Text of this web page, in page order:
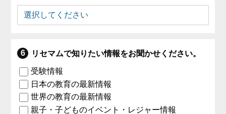
リセマムで知りたい情報をお聞かせください。
受験情報
日本の教育の最新情報
世界の教育の最新情報
親子・子どものイベント・レジャー情報